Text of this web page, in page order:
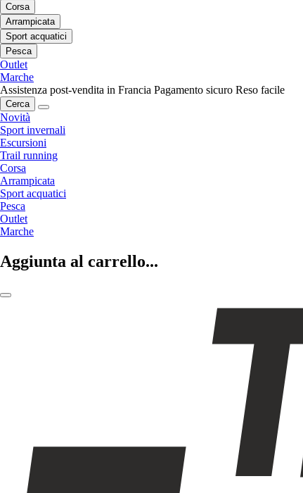
Corsa
Arrampicata
Sport acquatici
Pesca
Outlet
Marche
Assistenza post-vendita in Francia Pagamento sicuro Reso facile
Cerca
Novità
Sport invernali
Escursioni
Trail running
Corsa
Arrampicata
Sport acquatici
Pesca
Outlet
Marche
Aggiunta al carrello...